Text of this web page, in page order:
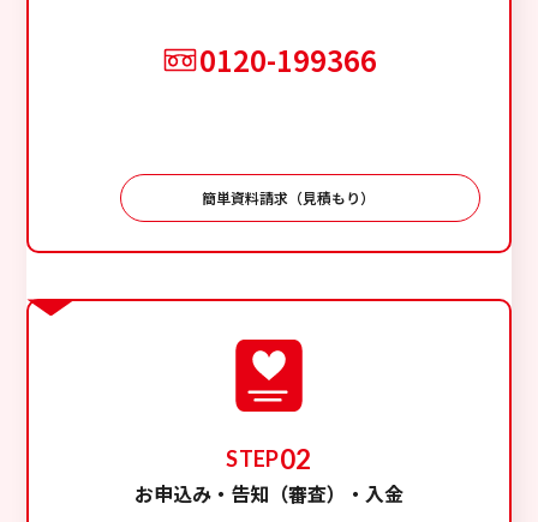
0120-199366
簡単資料請求（見積もり）
STEP02
お申込み・告知（審査）・入金